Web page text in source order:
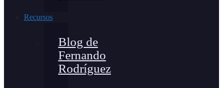
Recursos
Blog de
Fernando
Rodríguez